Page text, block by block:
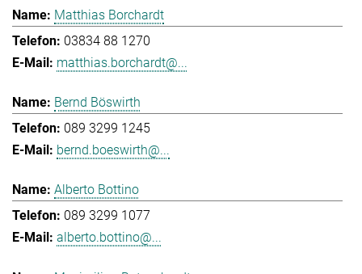
Matthias Borchardt
03834 88 1270
matthias.borchardt@...
Bernd Böswirth
089 3299 1245
bernd.boeswirth@...
Alberto Bottino
089 3299 1077
alberto.bottino@...